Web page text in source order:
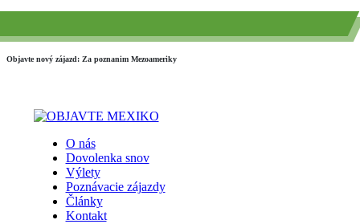
Objavte nový zájazd: Za poznanim Mezoameriky
O nás
Dovolenka snov
Výlety
Poznávacie zájazdy
Články
Kontakt